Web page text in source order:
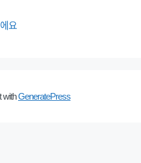
요
withGeneratePress